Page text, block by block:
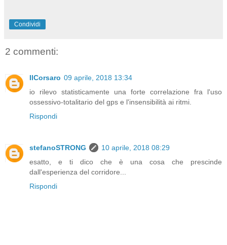
Condividi
2 commenti:
IlCorsaro 09 aprile, 2018 13:34
io rilevo statisticamente una forte correlazione fra l'uso
ossessivo-totalitario del gps e l'insensibilità ai ritmi.
Rispondi
stefanoSTRONG
10 aprile, 2018 08:29
esatto, e ti dico che è una cosa che prescinde
dall'esperienza del corridore...
Rispondi